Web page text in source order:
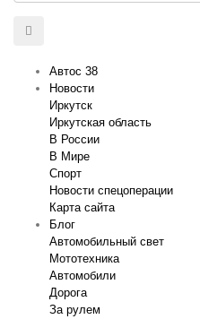
Автос 38
Новости
Иркутск
Иркутская область
В России
В Мире
Спорт
Новости спецоперации
Карта сайта
Блог
Автомобильный свет
Мототехника
Автомобили
Дорога
За рулем